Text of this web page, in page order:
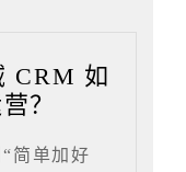
CRM 如
？
简单加好